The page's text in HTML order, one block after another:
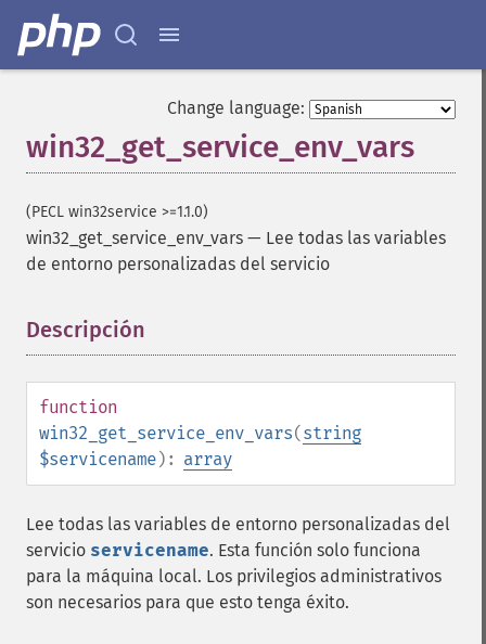
Change language:
win32_get_service_env_vars
(PECL win32service >=1.1.0)
win32_get_service_env_vars — Lee todas las variables
de entorno personalizadas del servicio
Descripción
function
win32_get_service_env_vars(string
$servicename): array
Lee todas las variables de entorno personalizadas del
servicio servicename. Esta función solo funciona
para la máquina local. Los privilegios administrativos
son necesarios para que esto tenga éxito.